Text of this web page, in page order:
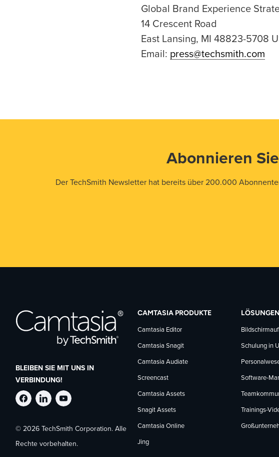
Global Brand Experience
14 Crescent Road
East Lansing, MI 48823-5708
Email: press@techsmith.com
Abonnieren
Der TechSmith Newsletter hat bereits über 200.000
BLEIBEN SIE MIT UNS IN
VERBINDUNG!
TechSmith
auf
TechSmith
auf
TechSmith
auf
© 2026 TechSmith Corporation. Alle
Rechte vorbehalten.
CAMTASIA PRODUKTE
Camtasia Editor
Camtasia Snagit
Camtasia Audiate
Screencast
Camtasia Assets
Snagit Assets
Camtasia Online
Jing
LÖSUNGEN
Schulung in
Software-
Trainings-